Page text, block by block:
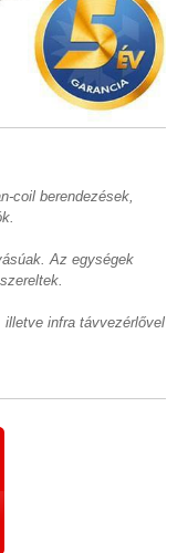
coil berendezések,
Az egységek
infra távvezérlővel